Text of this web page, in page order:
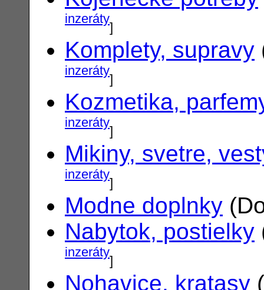
inzeráty]
Komplety, supravy
inzeráty]
Kozmetika,
inzeráty]
Mikiny, svetre,
inzeráty]
Modne doplnky
Nabytok, postielky
inzeráty]
Nohavice, kratasy